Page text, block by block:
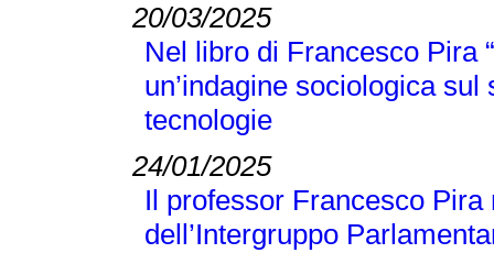
20/03/2025
Nel libro di Francesco Pira
un’indagine sociologica
tecnologie
24/01/2025
Il professor Francesco
dell’Intergruppo